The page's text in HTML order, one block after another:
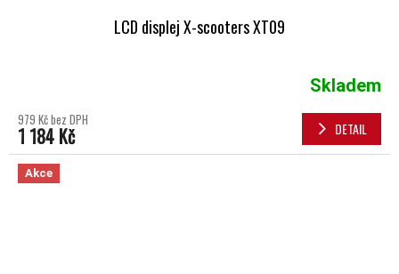
LCD displej X-scooters XT09
Skladem
979 Kč bez DPH
1 184 Kč DETAIL
Akce